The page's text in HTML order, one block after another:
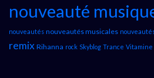
nouveauté
nouveautés nouveautés musicales
remix Rihanna rock Skyblog Trance Vitamine